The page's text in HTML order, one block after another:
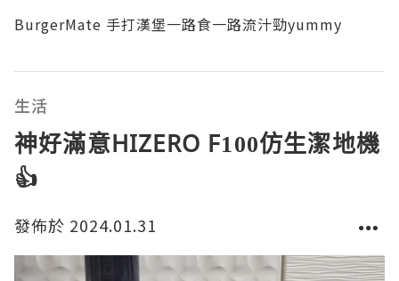
BurgerMate 手打漢堡一路食一路流汁勁yummy
生活
神好滿意HIZERO F100仿生潔地機
👍
發佈於 2024.01.31